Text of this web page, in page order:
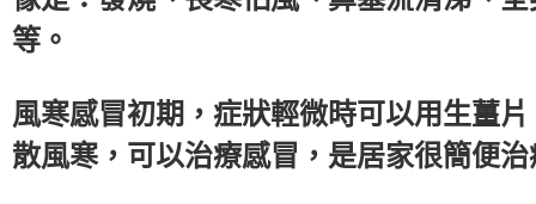
等。
風寒感冒初期，症狀輕微時可以用生薑
散風寒，可以治療感冒，是居家很簡便